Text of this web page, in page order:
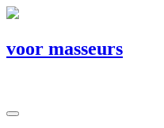
voor masseurs